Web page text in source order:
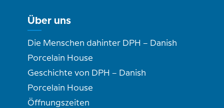
Über uns
Die Menschen dahinter DPH – Danish
Porcelain House
Geschichte von DPH – Danish
Porcelain House
Öffnungszeiten